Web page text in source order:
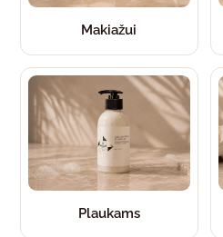
Makiažui
Plaukams